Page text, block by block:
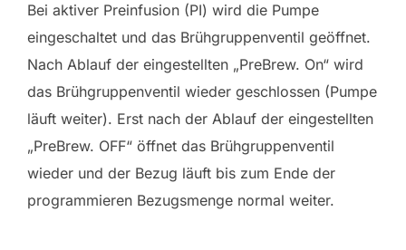
Bei aktiver Preinfusion (PI) wird die Pumpe
eingeschaltet und das Brühgruppenventil geöffnet.
Nach Ablauf der eingestellten „PreBrew. On“ wird
das Brühgruppenventil wieder geschlossen (Pumpe
läuft weiter). Erst nach der Ablauf der eingestellten
„PreBrew. OFF“ öffnet das Brühgruppenventil
wieder und der Bezug läuft bis zum Ende der
programmieren Bezugsmenge normal weiter.